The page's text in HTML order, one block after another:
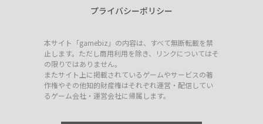
プライバシーポリシー
本サイト「gamebiz」の内容は、すべて無断転載を禁
止します。ただし商用利用を除き、リンクについてはそ
の限りではありません。
またサイト上に掲載されているゲームやサービスの著
作権やその他知的財産権はそれぞれ運営・配信してい
るゲーム会社・運営会社に帰属します。